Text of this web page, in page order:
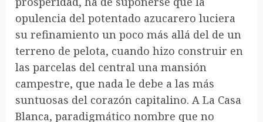
opulencia del potentado azucarero luciera
su refinamiento un poco más allá del de un
terreno de pelota, cuando hizo construir en
las parcelas del central una mansión
campestre, que nada le debe a las más
suntuosas del corazón capitalino. A La Casa
Blanca, paradigmático nombre que no